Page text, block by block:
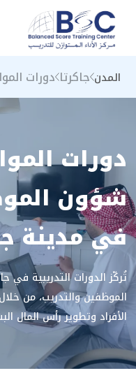
المدن جاكرتا دورات
دورات
شؤون
في مدينة
تُركّز الدورات التدريبية في
الموظفين والتدريب، من
الأفراد وتطوير رأس المال